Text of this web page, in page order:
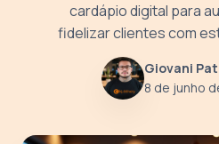
cardápio digital para
fidelizar clientes com
Giovani
8 de junho